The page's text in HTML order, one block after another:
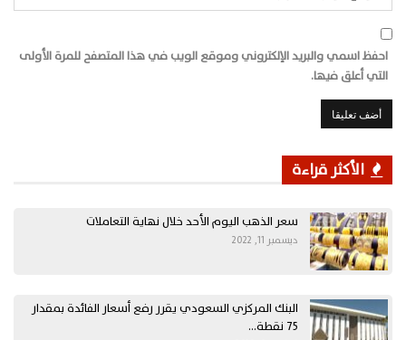
احفظ اسمي والبريد الإلكتروني وموقع الويب في هذا المتصفح للمرة الأولى
التي أعلق فيها.
الأكثر قراءة
سعر الذهب اليوم الأحد خلال نهاية التعاملات
ديسمبر 11, 2022
البنك المركزي السعودي يقرر رفع أسعار الفائدة بمقدار
75 نقطة…